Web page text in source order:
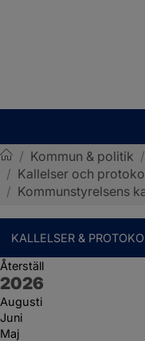
Sotenäs kommun
/ Kommun & politik /
/ Kallelser och
/ Kommunstyrelsens
KALLELSER &
Återställ
År:
2026
Augusti
Juni
Maj